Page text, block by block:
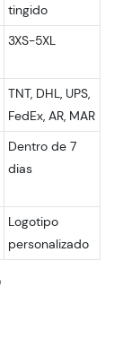
tingido
3XS-5XL
TNT, DHL, UPS,
FedEx, AR, MAR
Dentro de 7
dias
Logotipo
personalizado